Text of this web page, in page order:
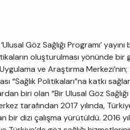
Göz Sağlığı Programı’ yayını
oluşturulması yönünde bir
ve Araştırma
“Sağlık Politikaları”na katkı
biri olan “Bir Ulusal Göz Sağlığı
tarafından 2017 yılında,
bir dizi çalışma yürütüldü. 2016